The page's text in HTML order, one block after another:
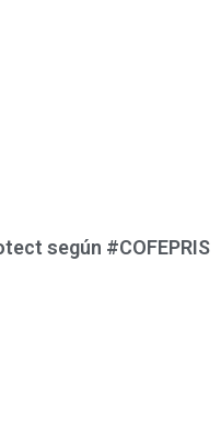
según #COFEPRIS